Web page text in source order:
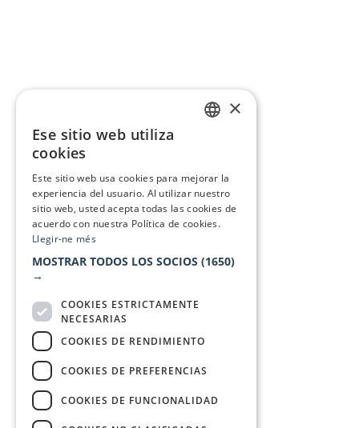
×
Ese sitio web utiliza
cookies
Este sitio web usa cookies para mejorar la
experiencia del usuario. Al utilizar nuestro
sitio web, usted acepta todas las cookies de
acuerdo con nuestra Política de cookies.
Llegir-ne més
MOSTRAR TODOS LOS SOCIOS (1650)
→
COOKIES ESTRICTAMENTE
NECESARIAS
COOKIES DE RENDIMIENTO
COOKIES DE PREFERENCIAS
COOKIES DE FUNCIONALIDAD